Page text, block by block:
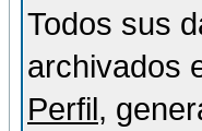
Todos sus
archivados
Perfil,